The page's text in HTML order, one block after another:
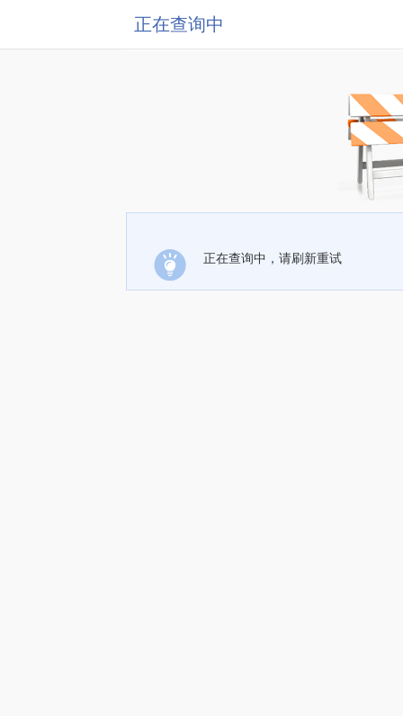
正在查询中
正在查询中，请刷新重试